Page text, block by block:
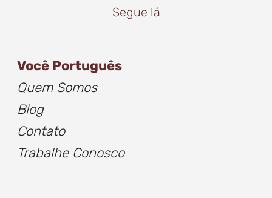
Segue lá
Você Português
Quem Somos
Blog
Contato
Trabalhe Conosco